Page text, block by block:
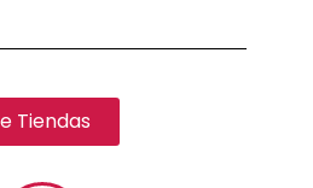
Tiendas